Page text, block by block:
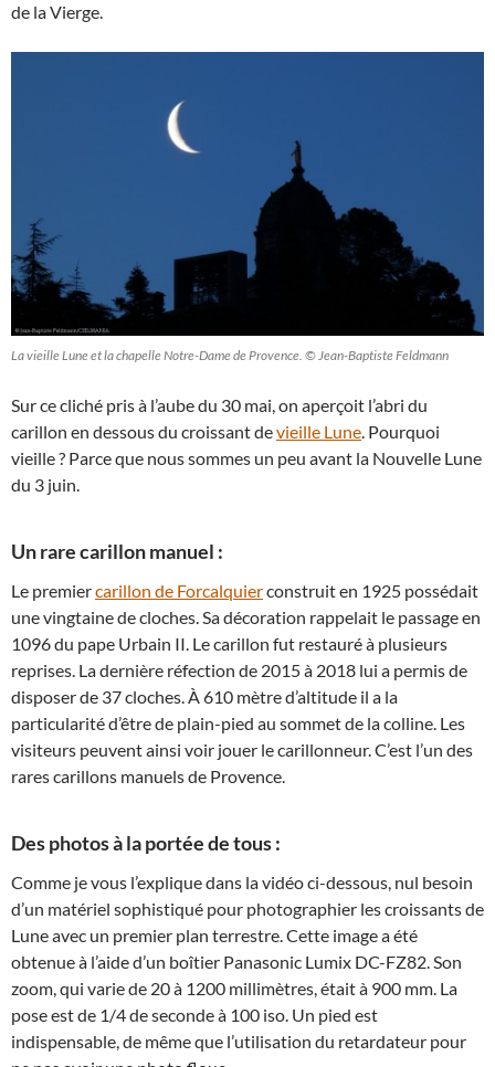
de la Vierge.
La vieille Lune et la chapelle Notre-Dame de Provence. © Jean-Baptiste Feldmann
Sur ce cliché pris à l’aube du 30 mai, on aperçoit l’abri du
carillon en dessous du croissant devieille Lune . Pourquoi
vieille ? Parce que nous sommes un peu avant la Nouvelle Lune
du 3 juin.
Un rare carillon manuel :
Le premiercarillon de Forcalquierconstruit en 1925 possédait
une vingtaine de cloches. Sa décoration rappelait le passage en
1096 du pape Urbain II. Le carillon fut restauré à plusieurs
reprises. La dernière réfection de 2015 à 2018 lui a permis de
disposer de 37 cloches. À 610 mètre d’altitude il a la
particularité d’être de plain-pied au sommet de la colline. Les
visiteurs peuvent ainsi voir jouer le carillonneur. C’est l’un des
rares carillons manuels de Provence.
Des photos à la portée de tous :
Comme je vous l’explique dans la vidéo ci-dessous, nul besoin
d’un matériel sophistiqué pour photographier les croissants de
Lune avec un premier plan terrestre. Cette image a été
obtenue à l’aide d’un boîtier Panasonic Lumix DC-FZ82. Son
zoom, qui varie de 20 à 1200 millimètres, était à 900 mm. La
pose est de 1/4 de seconde à 100 iso. Un pied est
indispensable, de même que l’utilisation du retardateur pour